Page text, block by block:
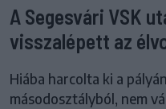
A Segesvári VSK
visszalépett az
Hiába harcolta ki a
másodosztályból, nem